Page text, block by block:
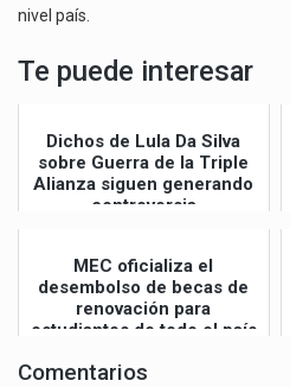
nivel país.
Te puede interesar
Dichos de Lula Da Silva
sobre Guerra de la Triple
Alianza siguen generando
controversia
MEC oficializa el
desembolso de becas de
renovación para
estudiantes de todo el país
Comentarios